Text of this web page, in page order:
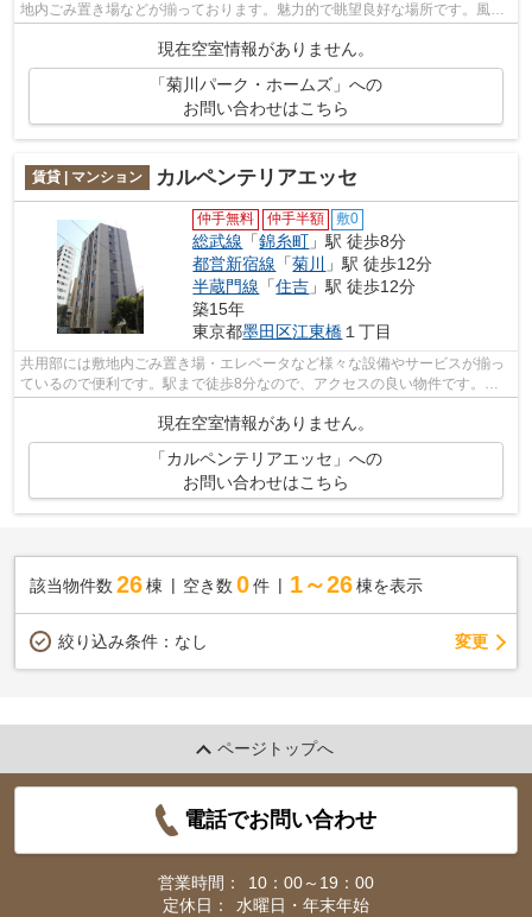
地内ごみ置き場などが揃っております。魅力的で眺望良好な場所です。風通
現在空室情報がありません。
「菊川パーク・ホームズ」への
お問い合わせはこちら
賃貸 | マンション カルペンテリアエッセ
仲手無料 仲手半額 敷0
総武線 「錦糸町 」駅 徒歩8分
都営新宿線 「菊川
」駅 徒歩12分
半蔵門線 「住吉 」駅 徒歩12分
築15年
東京都墨田区江東橋 １丁目
共用部には敷地内ごみ置き場・エレベータなど様々な設備やサービスが揃っ
ているので便利です。駅まで徒歩8分なので、アクセスの良い物件です。初
現在空室情報がありません。
「カルペンテリアエッセ」への
お問い合わせはこちら
該当物件数 26棟 空き数 0 件 1～26 棟を表示
絞り込み条件： なし 変更
ページトップへ
電話でお問い合わせ
営業時間：
10：00～19：00
定休日：
水曜日・年末年始